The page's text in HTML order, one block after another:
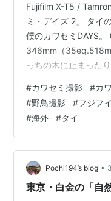
Fujifilm X-T5 /
ミ・デイズ 2」 タイ
僕のカワセミDAYS
346mm（
っちの木に止まった
う待ち構えてる時間
いはあっても良かっ
い！テレ端でF6.7、
150-500mm f5-6.7の
が…
#カワセミ撮影 #カ
#野鳥撮影 #フジフ
#海外 #タイ
Pochi194’s blog •
東京・白金の「自